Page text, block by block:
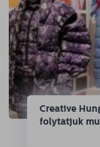
Creative
folytatjuk